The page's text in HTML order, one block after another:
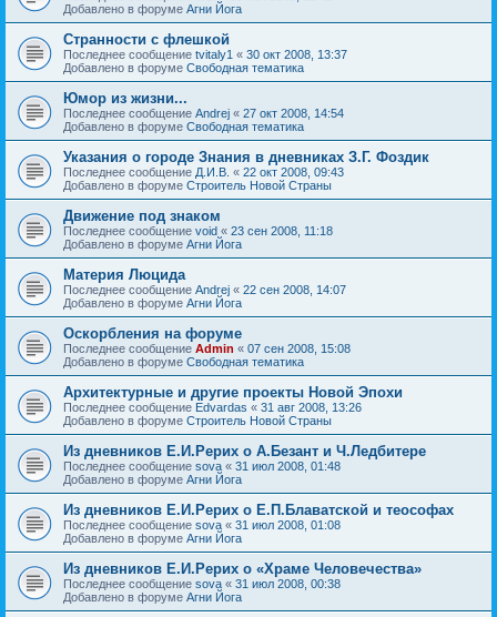
Добавлено в форуме Агни Йога
Странности с флешкой
Последнее сообщение tvitaly1 « 30 окт 2008, 13:37
Добавлено в форуме Свободная тематика
Юмор из жизни...
Последнее сообщение Andrej « 27 окт 2008, 14:54
Добавлено в форуме Свободная тематика
Указания о городе Знания в дневниках З.Г. Фоздик
Последнее сообщение Д.И.В. « 22 окт 2008, 09:43
Добавлено в форуме Строитель Новой Страны
Движение под знаком
Последнее сообщение void « 23 сен 2008, 11:18
Добавлено в форуме Агни Йога
Материя Люцида
Последнее сообщение Andrej « 22 сен 2008, 14:07
Добавлено в форуме Агни Йога
Оскорбления на форуме
Последнее сообщение Admin « 07 сен 2008, 15:08
Добавлено в форуме Свободная тематика
Архитектурные и другие проекты Новой Эпохи
Последнее сообщение Edvardas « 31 авг 2008, 13:26
Добавлено в форуме Строитель Новой Страны
Из дневников Е.И.Рерих о А.Безант и Ч.Ледбитере
Последнее сообщение sova « 31 июл 2008, 01:48
Добавлено в форуме Агни Йога
Из дневников Е.И.Рерих о Е.П.Блаватской и теософах
Последнее сообщение sova « 31 июл 2008, 01:08
Добавлено в форуме Агни Йога
Из дневников Е.И.Рерих о «Храме Человечества»
Последнее сообщение sova « 31 июл 2008, 00:38
Добавлено в форуме Агни Йога